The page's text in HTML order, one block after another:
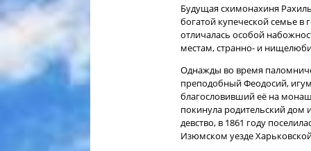
Будущая схимонахиня
богатой купеческой семье в
отличалась особой
местам, странно- и
Однажды во время
преподобный Феодосий,
благословивший её на
покинула родительский дом
девство, в 1861 году
Изюмском уезде